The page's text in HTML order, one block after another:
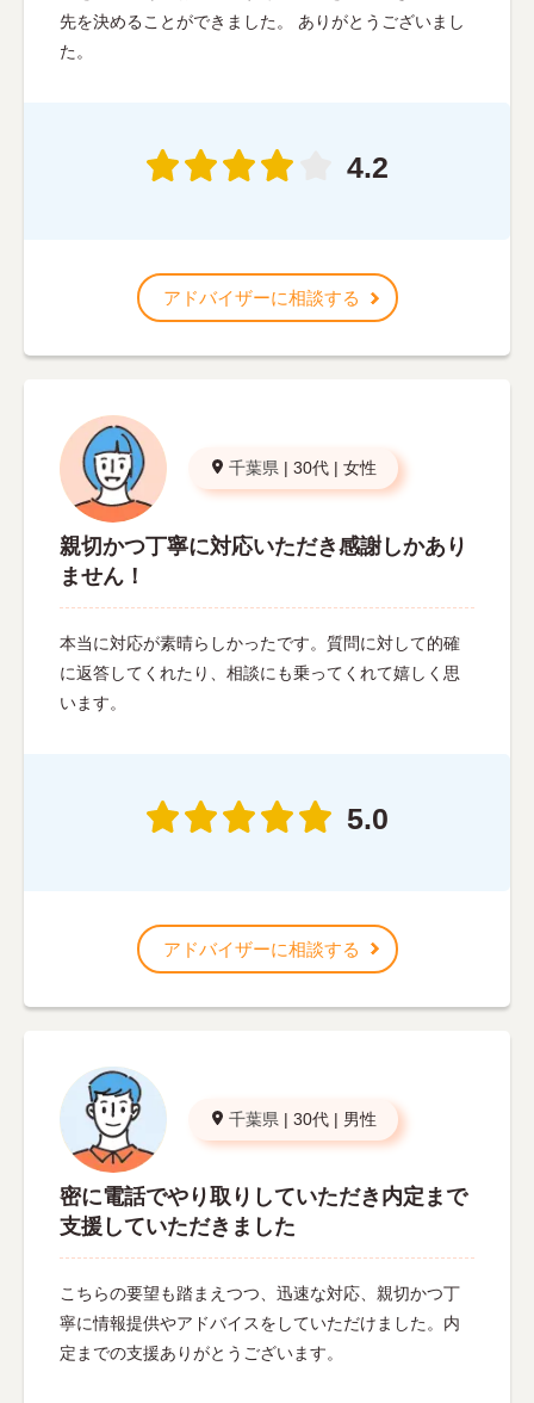
先を決めることができました。 ありがとうございまし
た。
4.2
アドバイザーに相談する
千葉県 | 30代 | 女性
親切かつ丁寧に対応いただき感謝しかあり
ません！
本当に対応が素晴らしかったです。質問に対して的確
に返答してくれたり、相談にも乗ってくれて嬉しく思
います。
5.0
アドバイザーに相談する
千葉県 | 30代 | 男性
密に電話でやり取りしていただき内定まで
支援していただきました
こちらの要望も踏まえつつ、迅速な対応、親切かつ丁
寧に情報提供やアドバイスをしていただけました。内
定までの支援ありがとうございます。